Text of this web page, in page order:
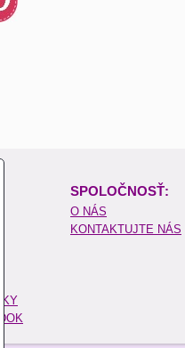
SPOLOČNOSŤ:
O NÁS
KONTAKTUJTE NÁS